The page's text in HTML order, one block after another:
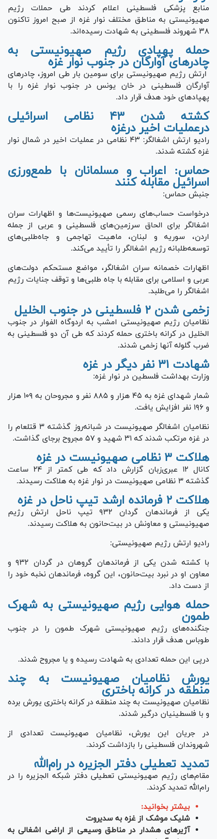
منابع پزشکی فلسطینی اعلام کردند طی حملات رژیم
صهیونیستی به مناطق مختلف نوار غزه از صبح امروز تاکنون
۳۸ شهروند فلسطینی به شهادت رسیده‌اند.
حمله پهپادی رژیم صهیونیستی به
چادر‌های آوارگان در جنوب نوار غزه
ارتش رژیم صهیونیستی برای سومین بار طی امروز، چادر‌های
آوارگان فلسطینی در خان یونس در جنوب نوار غزه را با
پهپاد‌های خود هدف قرار داد.
کشته شدن ۴۳ نظامی اسرائیلی
درعملیات اخیر درغزه
رادیو ارتش اشغالگر: ۴۳ نظامی در عملیات اخیر در شمال نوار
غزه کشته شدند.
حماس: اعراب و مسلمانان با طمع‌ورزی
اسرائیل مقابله کنند
جنبش حماس:
درخواست حساب‌های رسمی صهیونیست‌ها و اظهارات سران
اشغالگر برای الحاق سرزمین‌های فلسطینی و عربی از جمله
اردن، سوریه و لبنان، ماهیت تهاجمی و جاه‌طلبی‌های
توسعه‌طلبانه رژیم اشغالگر را تأیید می‌کند.
اظهارات خصمانه سران اشغالگر، مواضع مستحکم دولت‌های
عربی و اسلامی برای مقابله با جاه طلبی‌ها و توقف جنایات رژیم
اشغالگر را می‌طلبد.
زخمی شدن ۲ فلسطینی در جنوب الخلیل
نظامیان رژیم صهیونیستی امشب به اردوگاه الفوار در جنوب
الخلیل در کرانه باختری حمله کردند که طی آن دو فلسطینی به
ضرب گلوله آنها زخمی شدند.
شهادت ۳۱ نفر دیگر در غزه
وزارت بهداشت فلسطین در نوار غزه:
شمار شهدای غزه به ۴۵ هزار و ۸۸۵ نفر و مجروحان به ۱۰۹ هزار
و ۱۹۶ نفر افزایش یافت.
نظامیان اشغالگر صهیونیست در شبانه‌روز گذشته ۳ قتل‎عام را
در غزه مرتکب شدند که ۳۱ شهید و ۵۷ مجروح برجای گذاشت.
هلاکت ۳ نظامی صهیونیست در غزه
کانال ۱۲ عبری‌زبان گزارش داد که طی کمتر از ۲۴ ساعت
گذشته ۳ نظامی صهیونیست در نوار غزه به هلاکت رسیدند.
هلاکت ۲ فرمانده ارشد تیپ ناحل در غزه
یکی از فرماندهان گردان ۹۳۲ تیپ ناحل ارتش رژیم
صهیونیستی و معاونش در بیت‌حانون به هلاکت رسیدند.
رادیو ارتش رژیم صهیونیستی:
با کشته شدن یکی از فرماندهان گروهان در گردان ۹۳۲ و
معاون او در نبرد بیت‌حانون، این گروه، فرماندهان نخبه خود را
از دست داد.
حمله هوایی رژیم صهیونیستی به شهرک
طمون
جنگنده‌های رژیم صهیونیستی شهرک طمون را در جنوب
طوباس هدف قرار دادند.
درپی این حمله تعدادی به شهادت رسیده و یا مجروح شدند.
یورش نظامیان صهیونیست به چند
منطقه در کرانه باختری
نظامیان صهیونیست به چند منطقه در کرانه باختری یورش برده
و با فلسطینیان درگیر شدند.
در جریان این یورش، نظامیان صهیونیست تعدادی از
شهروندان فلسطینی را بازداشت کردند.
تمدید تعطیلی دفتر الجزیره در رام‌الله
مقام‌های رژیم صهیونیستی تعطیلی دفتر شبکه الجزیره را در
رام‌الله تمدید کردند.
بیشتر بخوانید:
شلیک موشک از غزه به سدیروت
آژیر‌های هشدار در مناطق وسیعی از اراضی اشغالی به